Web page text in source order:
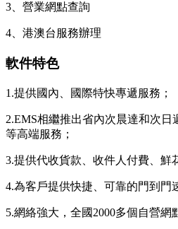
3、營業網點查詢
4、港澳台服務辦理
軟件特色
1.提供國內、國際特快專遞服務；
2.EMS相繼推出省內次晨達和次
等高端服務；
3.提供代收貨款、收件人付費、鮮
4.為客戶提供快捷、可靠的門到門
5.網絡強大，全國2000多個自營網